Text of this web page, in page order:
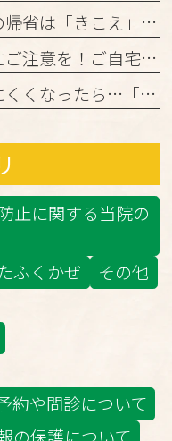
ゴールデンウィークやお盆の帰省は「きこえ」のチェックのチャンス！難聴と認知機能の関係について
梅雨～夏の補聴器トラブルにご注意を！ご自宅でのケアと定期メンテナンスのお願い
【ある日突然、耳が聞こえにくくなったら…「突発性難聴」かもしれません】
止に関する当院の
ふくかぜ
その他
約や問診について